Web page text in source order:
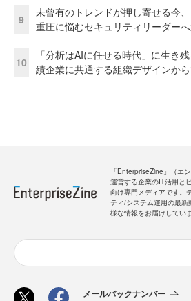
9
未曾有のトレンドが押し寄せる今
重圧に悩むセキュリティリーダー
10
「分析はAIに任せる時代」に生き
績企業に共通する組織デザインから
「EnterpriseZine」（エ
運営する企業のIT活用と
向け専門メディアです。
ティ/システム運用の最
様な情報をお届けしていま
メールバックナンバー